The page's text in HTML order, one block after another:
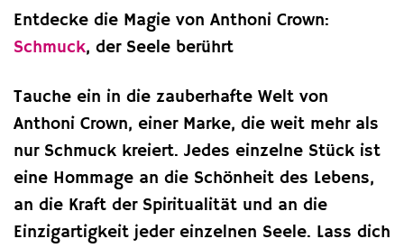
Entdecke die Magie von Anthoni Crown:
Schmuck, der Seele berührt
Tauche ein in die zauberhafte Welt von
Anthoni Crown, einer Marke, die weit mehr als
nur Schmuck kreiert. Jedes einzelne Stück ist
eine Hommage an die Schönheit des Lebens,
an die Kraft der Spiritualität und an die
Einzigartigkeit jeder einzelnen Seele. Lass dich